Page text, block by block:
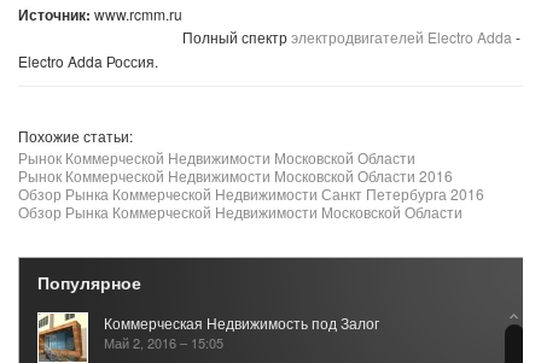
Источник: www.rcmm.ru
Полный спектрэлектродвигателей Electro Adda -
Electro Adda Россия.
Похожие статьи:
Рынок Коммерческой Недвижимости Московской Области
Рынок Коммерческой Недвижимости Московской Области 2016
Обзор Рынка Коммерческой Недвижимости Санкт Петербурга 2016
Обзор Рынка Коммерческой Недвижимости Московской Области
Популярное
Коммерческая Недвижимость под Залог
Май 2, 2016 – 15:05